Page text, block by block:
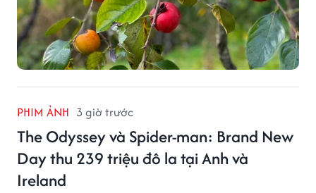
PHIM ẢNH 3 giờ trước
The Odyssey và Spider-man: Brand New
Day thu 239 triệu đô la tại Anh và
Ireland